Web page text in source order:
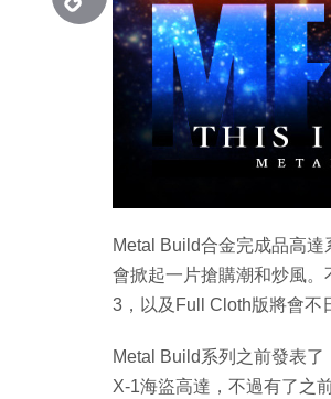
Metal Build合金完成品高
會掀起一片搶購潮和炒風
3，以及Full Cloth版將會不
Metal Build系列之前發表
X-1海盜高達，不過有了之